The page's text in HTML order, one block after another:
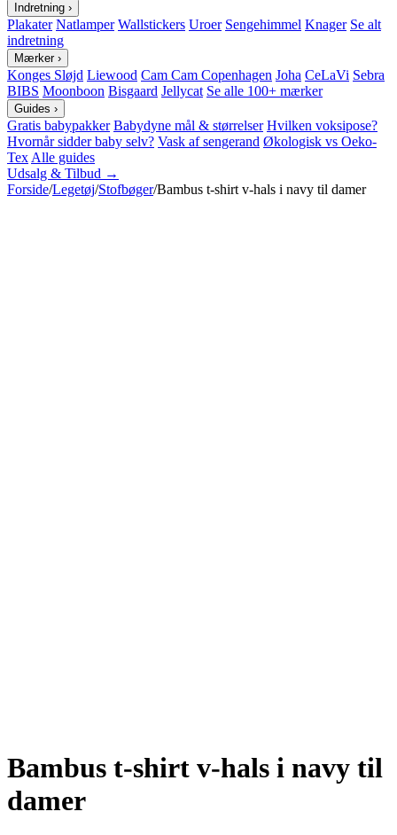
Indretning ›
Plakater Natlamper Wallstickers Uroer Sengehimmel Knager Se alt
indretning
Mærker ›
Konges Sløjd Liewood Cam Cam Copenhagen Joha CeLaVi Sebra
BIBS Moonboon Bisgaard Jellycat Se alle 100+ mærker
Guides ›
Gratis babypakker Babydyne mål & størrelser Hvilken voksipose?
Hvornår sidder baby selv? Vask af sengerand Økologisk vs Oeko-
Tex Alle guides
Udsalg & Tilbud →
Forside/Legetøj/Stofbøger/Bambus t-shirt v-hals i navy til damer
Bambus t-shirt v-hals i navy til
damer